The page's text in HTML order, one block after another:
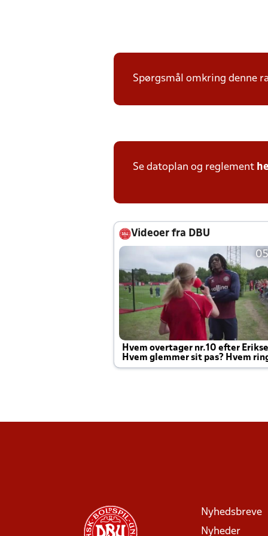
Spørgsmål omkring denne
Se datoplan og reglement
Videoer fra DBU
Hvem overtager nr.10 efter
Hvem glemmer sit pas? Hvem
Joachim altid til efter kampe?
Nyhedsbreve
Nyheder